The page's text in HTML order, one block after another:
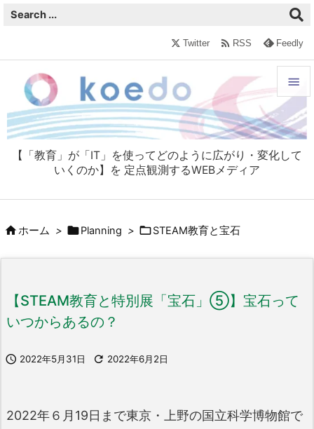
【「教育」が「IT」を使ってどのように広がり・変化して
いくのか】を 定点観測するWEBメディア


メニュ

Twitter  RSS Feedly
ホーム > Planning > STEAM教育と宝石
【STEAM教育と特別展「宝石」⑤】宝石って
いつからあるの？
 2022年5月31日  2022年6月2日
2022年６月19日まで東京・上野の国立科学博物館で